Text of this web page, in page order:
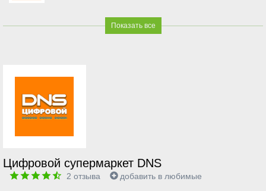
Показать все
Цифровой супермаркет DNS
2 отзыва добавить в любимые